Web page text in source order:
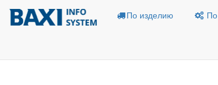
По изделию